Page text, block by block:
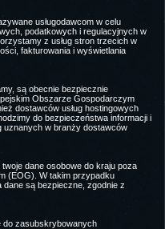
usługodawcom w celu
podatkowych i regulacyjnych w
z usług stron trzecich w
fakturowania i wyświetlania
są obecnie bezpiecznie
Obszarze Gospodarczym
dostawców usług hostingowych
do bezpieczeństwa informacji i
uznanych w branży dostawców
dane osobowe do kraju poza
(EOG). W takim przypadku
dane są bezpieczne, zgodnie z
do zasubskrybowanych